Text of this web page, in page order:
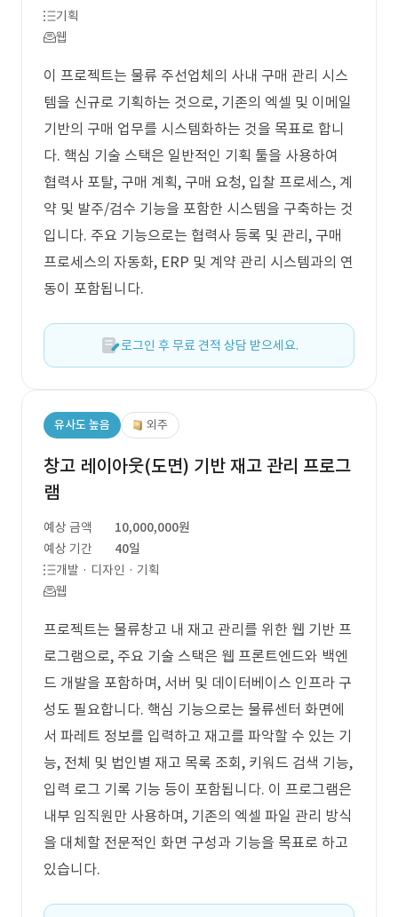
기획
웹
이 프로젝트는 물류 주선업체의 사내 구매 관리 시스
템을 신규로 기획하는 것으로, 기존의 엑셀 및 이메일
기반의 구매 업무를 시스템화하는 것을 목표로 합니
다. 핵심 기술 스택은 일반적인 기획 툴을 사용하여
협력사 포탈, 구매 계획, 구매 요청, 입찰 프로세스, 계
약 및 발주/검수 기능을 포함한 시스템을 구축하는 것
입니다. 주요 기능으로는 협력사 등록 및 관리, 구매
프로세스의 자동화, ERP 및 계약 관리 시스템과의 연
동이 포함됩니다.
로그인 후 무료 견적 상담 받으세요.
유사도 높음 외주
창고 레이아웃(도면) 기반 재고 관리 프로그
램
예상 금액
10,000,000원
예상 기간
40일
개발 · 디자인 · 기획
웹
프로젝트는 물류창고 내 재고 관리를 위한 웹 기반 프
로그램으로, 주요 기술 스택은 웹 프론트엔드와 백엔
드 개발을 포함하며, 서버 및 데이터베이스 인프라 구
성도 필요합니다. 핵심 기능으로는 물류센터 화면에
서 파레트 정보를 입력하고 재고를 파악할 수 있는 기
능, 전체 및 법인별 재고 목록 조회, 키워드 검색 기능,
입력 로그 기록 기능 등이 포함됩니다. 이 프로그램은
내부 임직원만 사용하며, 기존의 엑셀 파일 관리 방식
을 대체할 전문적인 화면 구성과 기능을 목표로 하고
있습니다.